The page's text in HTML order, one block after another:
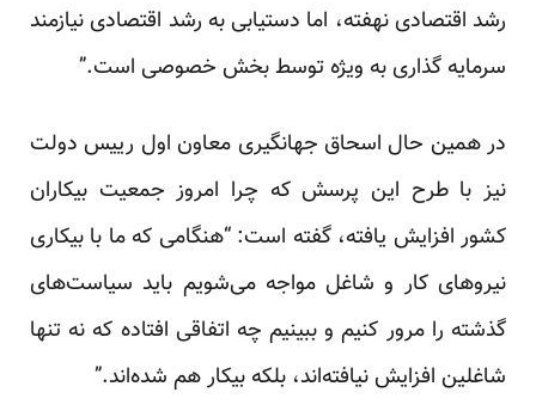
رشد اقتصادی نهفته، اما دستیابی به رشد اقتصادی نیازمند
سرمایه گذاری به ویژه توسط بخش خصوصی است.”
در همین حال اسحاق جهانگیری معاون اول رییس دولت
نیز با طرح این پرسش که چرا امروز جمعیت بیکاران
کشور افزایش یافته،گفته است: “هنگامی که ما با بیکاری
نیروهای کار و شاغل مواجه می‌شویم باید سیاست‌های
گذشته را مرور کنیم و ببینیم چه اتفاقی افتاده که نه تنها
شاغلین افزایش نیافته‌اند، بلکه بیکار هم شده‌اند.”